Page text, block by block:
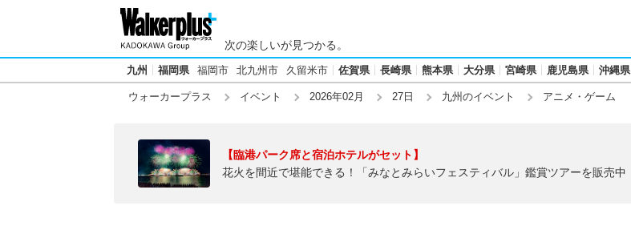
次の楽しいが見つかる。
九州 福岡県 福岡市 北九州市 久留米市 佐賀県 長崎県 熊本県 大分県 宮崎県 鹿児島県 沖縄県
ウォーカープラス イベント 2026年02月 27日 九州のイベント アニメ・ゲーム
【臨港パーク席と宿泊ホテルがセット】
花火を間近で堪能できる！「みなとみらいフェスティバル」鑑賞ツアーを販売中